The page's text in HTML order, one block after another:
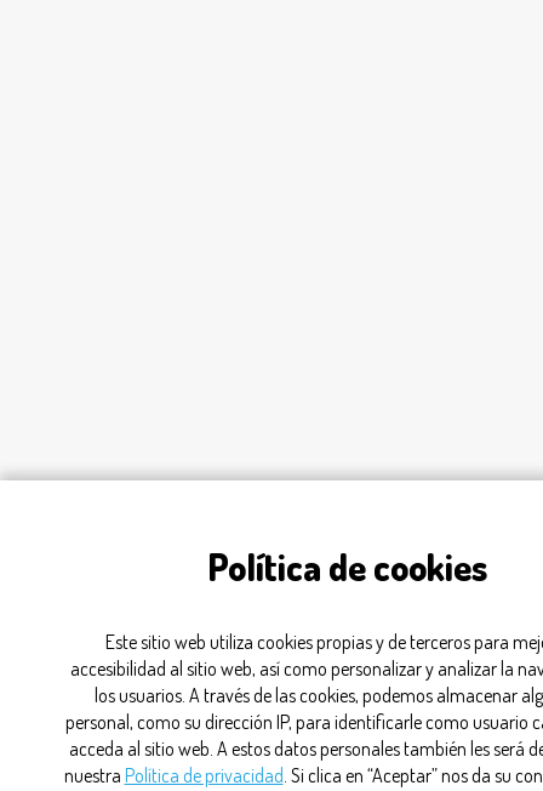
Política de cookies
Este sitio web utiliza cookies propias y de terceros para
accesibilidad al sitio web, así como personalizar y analizar la
los usuarios. A través de las cookies, podemos almacenar
personal, como su dirección IP, para identificarle como usuario
acceda al sitio web. A estos datos personales también les será
nuestra Política de privacidad. Si clica en “Aceptar” nos da su